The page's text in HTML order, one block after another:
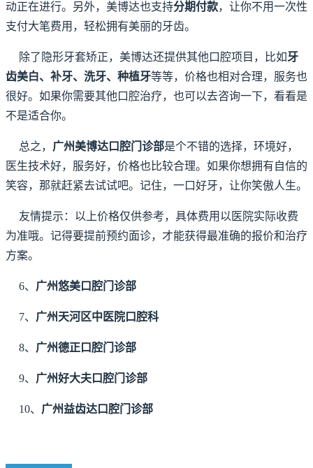
动正在进行。另外，美博达也支持分期付款，让你不用一次性
支付大笔费用，轻松拥有美丽的牙齿。
除了隐形牙套矫正，美博达还提供其他口腔项目，比如 牙
齿美白、补牙、洗牙、种植牙等等，价格也相对合理，服务也
很好。如果你需要其他口腔治疗，也可以去咨询一下，看看是
不是适合你。
总之， 广州美博达口腔门诊部是个不错的选择，环境好，
医生技术好，服务好，价格也比较合理。如果你想拥有自信的
笑容，那就赶紧去试试吧。记住，一口好牙，让你笑傲人生。
友情提示：以上价格仅供参考，具体费用以医院实际收费
为准哦。记得要提前预约面诊，才能获得最准确的报价和治疗
方案。
6、 广州悠美口腔门诊部
7、 广州天河区中医院口腔科
8、 广州德正口腔门诊部
9、 广州好大夫口腔门诊部
10、 广州益齿达口腔门诊部